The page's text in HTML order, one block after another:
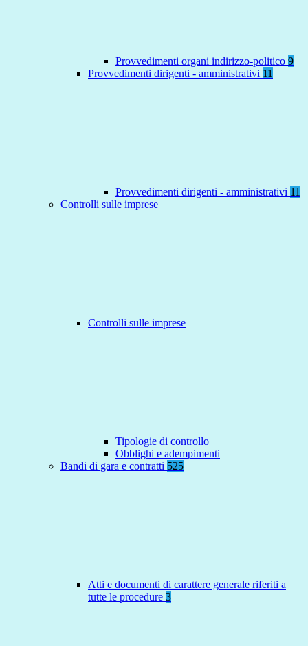
Provvedimenti organi indirizzo-politico 9
Provvedimenti dirigenti - amministrativi 11
Provvedimenti dirigenti - amministrativi 11
Controlli sulle imprese
Controlli sulle imprese
Tipologie di controllo
Obblighi e adempimenti
Bandi di gara e contratti 525
Atti e documenti di carattere generale riferiti a
tutte le procedure 3